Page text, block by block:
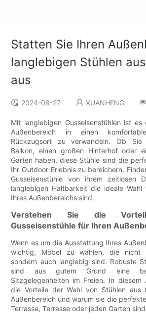
Statten Sie Ihren
langlebigen Stühlen
aus
2024-08-27 XUANHENG
Mit langlebigen Gusseisenstühlen ist
Außenbereich in einen
Rückzugsort zu verwandeln. Ob Sie
Balkon, einen großen Hinterhof oder
Garten haben, diese Stühle sind die
Ihr Outdoor-Erlebnis zu bereichern.
Gusseisenstühle von ihrem zeitlosen
langlebigen Haltbarkeit die ideale
Ihres Außenbereichs sind.
Verstehen Sie die
Gusseisenstühle für Ihren
Wenn es um die Ausstattung Ihres
wichtig, Möbel zu wählen, die nicht
sondern auch langlebig sind. Robuste
sind aus gutem Grund eine
Sitzgelegenheiten im Freien. In diesem
die Vorteile der Wahl von Stühlen aus
Außenbereich und warum sie die
Terrasse, Terrasse oder jeden Garten